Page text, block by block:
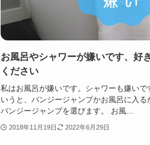
お風呂やシャワーが嫌いです、好
ください
私はお風呂が嫌いです。シャワーも嫌いで
いうと、バンジージャンプかお風呂に入
バンジージャンプを選びます。 お風...
2018年11月19日 2022年6月29日